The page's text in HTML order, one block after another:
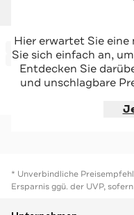
MARC O'POLO
Sweatpants dunkelblau
-42%*
Sale
Jetzt shoppen
Hier erwartet Sie eine
Sie sich einfach an,
Entdecken Sie
und unschlagbare
* Unverbindliche
Ersparnis ggü. der UVP,